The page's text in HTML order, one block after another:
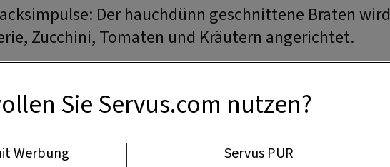
Der hauchdünn geschnittene Braten wird
Zucchini, Tomaten und Kräutern angerichtet.
Sie Servus.com nutzen?
Werbung Servus PUR